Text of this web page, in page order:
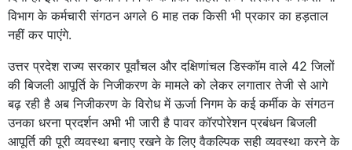
विभाग के कर्मचारी संगठन अगले 6 माह तक किसी भी प्रकार का हड़ताल
नहीं कर पाएंगे.
उत्तर प्रदेश राज्य सरकार पूर्वांचल और दक्षिणांचल डिस्कॉम वाले 42 जिलों
की बिजली आपूर्ति के निजीकरण के मामले को लेकर लगातार तेजी से आगे
बढ़ रही है अब निजीकरण के विरोध में ऊर्जा निगम के कई कर्मीक के संगठन
उनका धरना प्रदर्शन अभी भी जारी है पावर कॉरपोरेशन प्रबंधन बिजली
आपूर्ति की पूरी व्यवस्था बनाए रखने के लिए वैकल्पिक सही व्यवस्था करने के